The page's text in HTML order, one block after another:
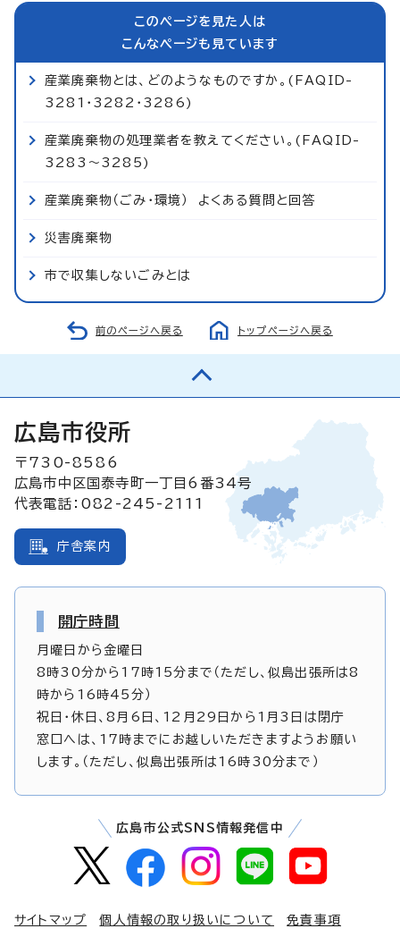
このページを見た人は
こんなページも見ています
産業廃棄物とは、どのようなものですか。(FAQID-
3281・3282・3286)
産業廃棄物の処理業者を教えてください。(FAQID-
3283～3285)
産業廃棄物（ごみ・環境） よくある質問と回答
災害廃棄物
市で収集しないごみとは
前のページへ戻る トップページへ戻る
広島市役所
〒730-8586
広島市中区国泰寺町一丁目6番34号
代表電話：082-245-2111
庁舎案内
開庁時間
月曜日から金曜日
8時30分から17時15分まで（ただし、似島出張所は8
時から16時45分）
祝日・休日、8月6日、12月29日から1月3日は閉庁
窓口へは、17時までにお越しいただきますようお願い
します。（ただし、似島出張所は16時30分まで）
広島市公式SNS情報発信中
サイトマップ 個人情報の取り扱いについて 免責事項